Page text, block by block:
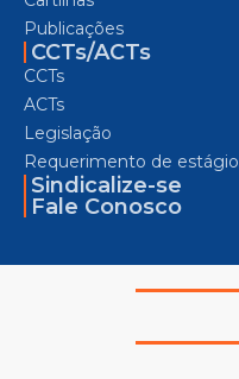
Publicações
CCTs/ACTs
CCTs
ACTs
Legislação
Requerimento de estágio
Sindicalize-se
Fale Conosco